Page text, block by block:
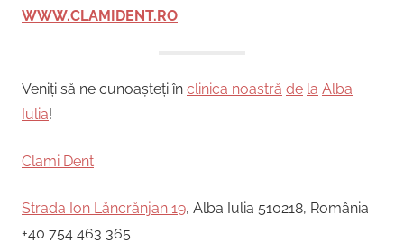
WWW.CLAMIDENT.RO
Veniți să ne cunoașteți în clinica noastră de la Alba
Iulia!
Clami Dent
Strada Ion Lăncrănjan 19, Alba Iulia 510218, România
+40 754 463 365